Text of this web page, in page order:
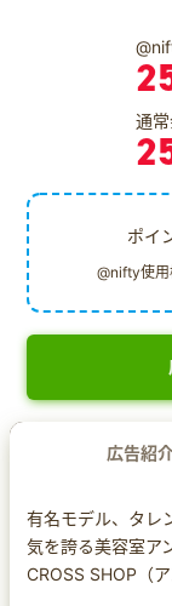
通
ポイ
@nifty使
広告紹
有名モデル、タレ
気を誇る美容室ア
CROSS SHOP（